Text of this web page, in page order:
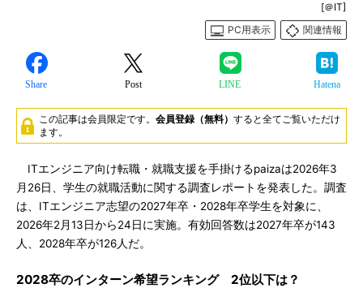
[＠IT]
PC用表示
関連情報
Share Post LINE Hatena
この記事は会員限定です。 会員登録（無料） すると全てご覧いただけ
ます。
ITエンジニア向け転職・就職支援を手掛けるpaizaは2026年3
月26日、学生の就職活動に関する調査レポートを発表した。調査
は、ITエンジニア志望の2027年卒・2028年卒学生を対象に、
2026年2月13日から24日に実施。有効回答数は2027年卒が143
人、2028年卒が126人だ。
2028卒のインターン希望ランキング 2位以下は？